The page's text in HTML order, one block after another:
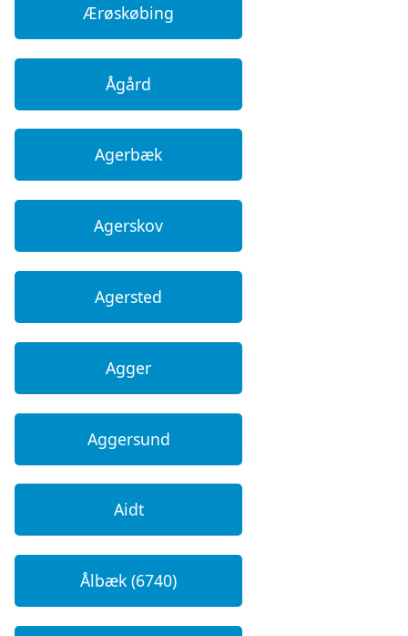
Ærøskøbing
Ågård
Agerbæk
Agerskov
Agersted
Agger
Aggersund
Aidt
Ålbæk (6740)